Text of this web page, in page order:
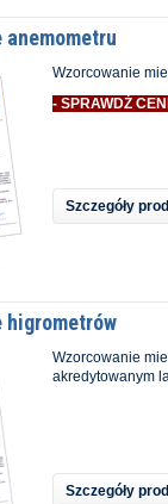
anemometru
Wzorcowanie
- SPRAWDŹ
Szczegóły
higrometrów
Wzorcowanie
akredytowanym
Szczegóły